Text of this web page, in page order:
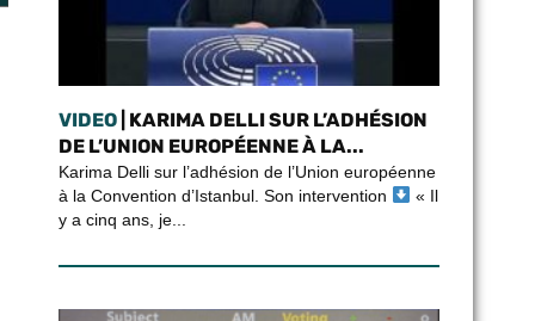
VIDEO| KARIMA DELLI SUR L’ADHÉSION
DE L’UNION EUROPÉENNE À LA...
Karima Delli sur l’adhésion de l’Union européenne
à la Convention d’Istanbul. Son intervention
« Il
y a cinq ans, je...